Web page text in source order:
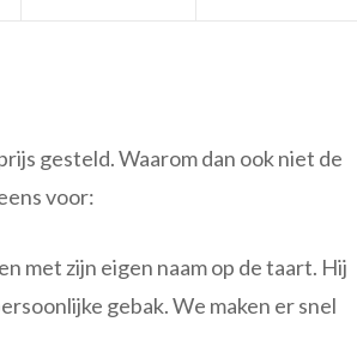
gesteld. Waarom dan ook niet de
voor:
met zijn eigen naam op de taart. Hij
gebak. We maken er snel